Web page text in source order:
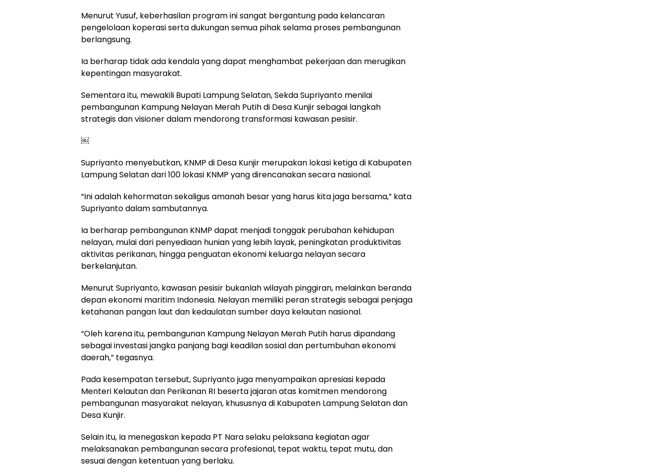
Menurut Yusuf, keberhasilan program ini sangat bergantung pada kelancaran
pengelolaan koperasi serta dukungan semua pihak selama proses pembangunan
berlangsung.
Ia berharap tidak ada kendala yang dapat menghambat pekerjaan dan merugikan
kepentingan masyarakat.
Sementara itu, mewakili Bupati Lampung Selatan, Sekda Supriyanto menilai
pembangunan Kampung Nelayan Merah Putih di Desa Kunjir sebagai langkah
strategis dan visioner dalam mendorong transformasi kawasan pesisir.
￼
Supriyanto menyebutkan, KNMP di Desa Kunjir merupakan lokasi ketiga di Kabupaten
Lampung Selatan dari 100 lokasi KNMP yang direncanakan secara nasional.
“Ini adalah kehormatan sekaligus amanah besar yang harus kita jaga bersama,” kata
Supriyanto dalam sambutannya.
Ia berharap pembangunan KNMP dapat menjadi tonggak perubahan kehidupan
nelayan, mulai dari penyediaan hunian yang lebih layak, peningkatan produktivitas
aktivitas perikanan, hingga penguatan ekonomi keluarga nelayan secara
berkelanjutan.
Menurut Supriyanto, kawasan pesisir bukanlah wilayah pinggiran, melainkan beranda
depan ekonomi maritim Indonesia. Nelayan memiliki peran strategis sebagai penjaga
ketahanan pangan laut dan kedaulatan sumber daya kelautan nasional.
“Oleh karena itu, pembangunan Kampung Nelayan Merah Putih harus dipandang
sebagai investasi jangka panjang bagi keadilan sosial dan pertumbuhan ekonomi
daerah,” tegasnya.
Pada kesempatan tersebut, Supriyanto juga menyampaikan apresiasi kepada
Menteri Kelautan dan Perikanan RI beserta jajaran atas komitmen mendorong
pembangunan masyarakat nelayan, khususnya di Kabupaten Lampung Selatan dan
Desa Kunjir.
Selain itu, Ia menegaskan kepada PT Nara selaku pelaksana kegiatan agar
melaksanakan pembangunan secara profesional, tepat waktu, tepat mutu, dan
sesuai dengan ketentuan yang berlaku.